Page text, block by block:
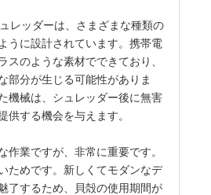
レッダーは、さまざまな種類の
うに設計されています。携帯電
スのような素材でできており、
部分が生じる可能性がありま
機械は、シュレッダー後に無害
供する機会を与えます。
作業ですが、非常に重要です。
ためです。新しくてモダンなデ
了するため、貝殻の使用期間が